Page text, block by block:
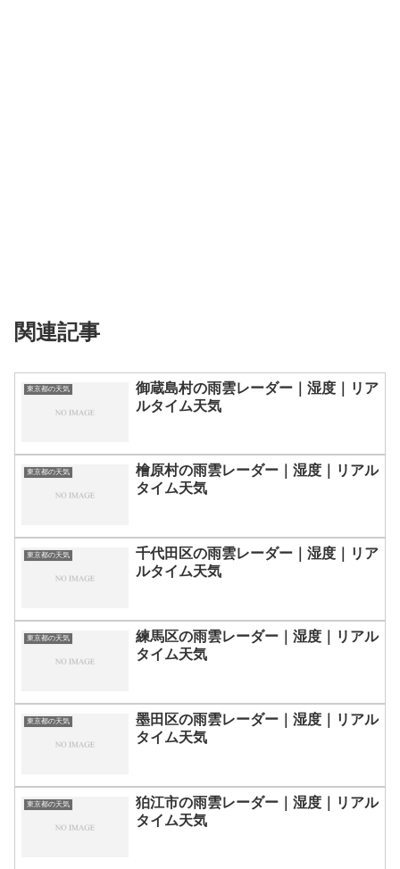
関連記事
東京都の天気
御蔵島村の雨雲レーダー｜湿度｜リア
ルタイム天気
東京都の天気
檜原村の雨雲レーダー｜湿度｜リアル
タイム天気
東京都の天気
千代田区の雨雲レーダー｜湿度｜リア
ルタイム天気
東京都の天気
練馬区の雨雲レーダー｜湿度｜リアル
タイム天気
東京都の天気
墨田区の雨雲レーダー｜湿度｜リアル
タイム天気
東京都の天気
狛江市の雨雲レーダー｜湿度｜リアル
タイム天気